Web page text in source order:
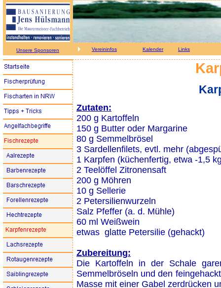
Unsere Sponsoren Vereininfos Kalender Links
Zutaten:
200 g Kartoffeln
150 g Butter oder Margarine
80 g Semmelbrösel
3 Sardellenfilets, evtl. mehr
1 Karpfen (küchenfertig, etwa -1,5
2 Teelöffel Zitronensaft
200 g Möhren
10 g Sellerie
2 Petersilienwurzeln
Salz Pfeffer (a. d. Mühle)
60 ml Weißwein
etwas glatte Petersilie (gehackt)
Zubereitung:
Die Kartoffeln in der Schale
Semmelbröseln und den
Masse mit einer Gabel zerdrücken